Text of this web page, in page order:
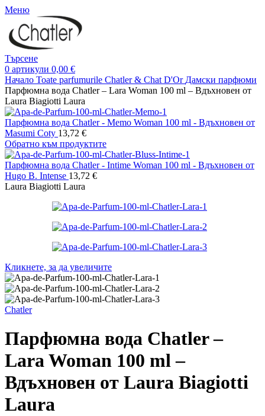
Меню
Търсене
0 артикули 0,00 €
Начало Toate parfumurile Chatler & Chat D'Or Дамски парфюми
Парфюмна вода Chatler – Lara Woman 100 ml – Вдъхновен от
Laura Biagiotti Laura
Парфюмна вода Chatler - Memo Woman 100 ml - Вдъхновен от
Masumi Coty 13,72 €
Обратно към продуктите
Парфюмна вода Chatler - Intime Woman 100 ml - Вдъхновен от
Hugo B. Intense 13,72 €
Laura Biagiotti Laura
Кликнете, за да увеличите
Chatler
Парфюмна вода Chatler –
Lara Woman 100 ml –
Вдъхновен от Laura Biagiotti
Laura